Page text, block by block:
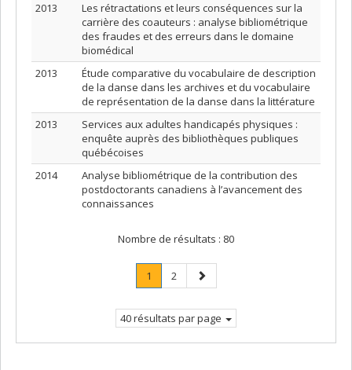
2013
Les rétractations et leurs conséquences sur la
carrière des coauteurs : analyse bibliométrique
des fraudes et des erreurs dans le domaine
biomédical
2013
Étude comparative du vocabulaire de description
de la danse dans les archives et du vocabulaire
de représentation de la danse dans la littérature
2013
Services aux adultes handicapés physiques :
enquête auprès des bibliothèques publiques
québécoises
2014
Analyse bibliométrique de la contribution des
postdoctorants canadiens à l’avancement des
connaissances
Nombre de résultats : 80
Page
1
Page
Page
2
Page
suivante
40 résultats par page